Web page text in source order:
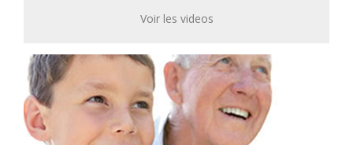
Voir les videos